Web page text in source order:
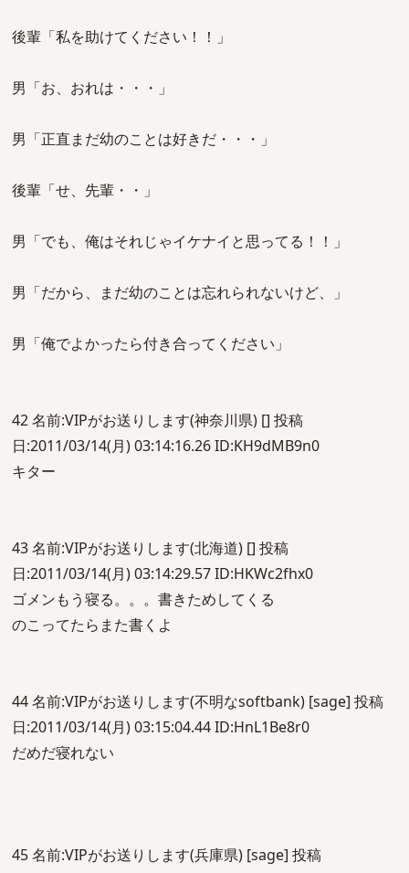
後輩「私を助けてください！！」
男「お、おれは・・・」
男「正直まだ幼のことは好きだ・・・」
後輩「せ、先輩・・」
男「でも、俺はそれじゃイケナイと思ってる！！」
男「だから、まだ幼のことは忘れられないけど、」
男「俺でよかったら付き合ってください」
42 名前:VIPがお送りします(神奈川県) [] 投稿
日:2011/03/14(月) 03:14:16.26 ID:KH9dMB9n0
キター
43 名前:VIPがお送りします(北海道) [] 投稿
日:2011/03/14(月) 03:14:29.57 ID:HKWc2fhx0
ゴメンもう寝る。。。書きためしてくる
のこってたらまた書くよ
44 名前:VIPがお送りします(不明なsoftbank) [sage] 投稿
日:2011/03/14(月) 03:15:04.44 ID:HnL1Be8r0
だめだ寝れない
45 名前:VIPがお送りします(兵庫県) [sage] 投稿